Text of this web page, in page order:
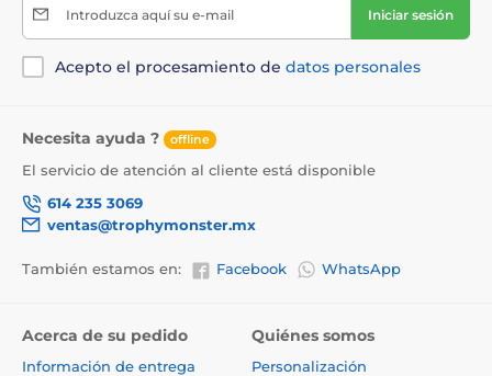
Introduzca aquí su e-mail Iniciar sesión
Acepto el procesamiento de datos personales
Necesita ayuda ? offline
El servicio de atención al cliente está disponible
614 235 3069
ventas@trophymonster.mx
También estamos en: Facebook WhatsApp
Acerca de su pedido
Información de entrega
Quiénes somos
Personalización